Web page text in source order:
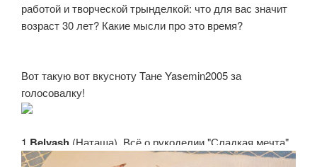
работой и творческой трынделкой: что для вас значит
возраст 30 лет? Какие мысли про это время?
Вот такую вот вкусноту Тане Yasemin2005 за
голосовалку!
1. Belyash (Наташа). Всё о рукоделии "Сладкая мечта"